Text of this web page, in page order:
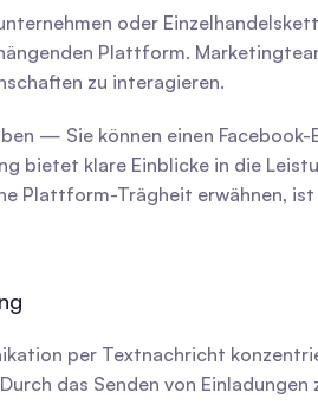
oder
Plattform.
zu interagieren.
— Sie können einen
klare Einblicke in die
Plattform-Trägheit erwähnen,
per Textnachricht
das Senden von Einladungen